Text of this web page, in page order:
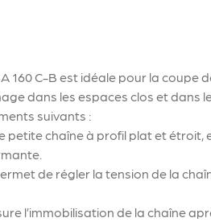
160 C-B est idéale pour la coupe
dans les espaces clos et dans
suivants :
petite chaîne à profil plat et étroit,
de régler la tension de la
l’immobilisation de la chaîne